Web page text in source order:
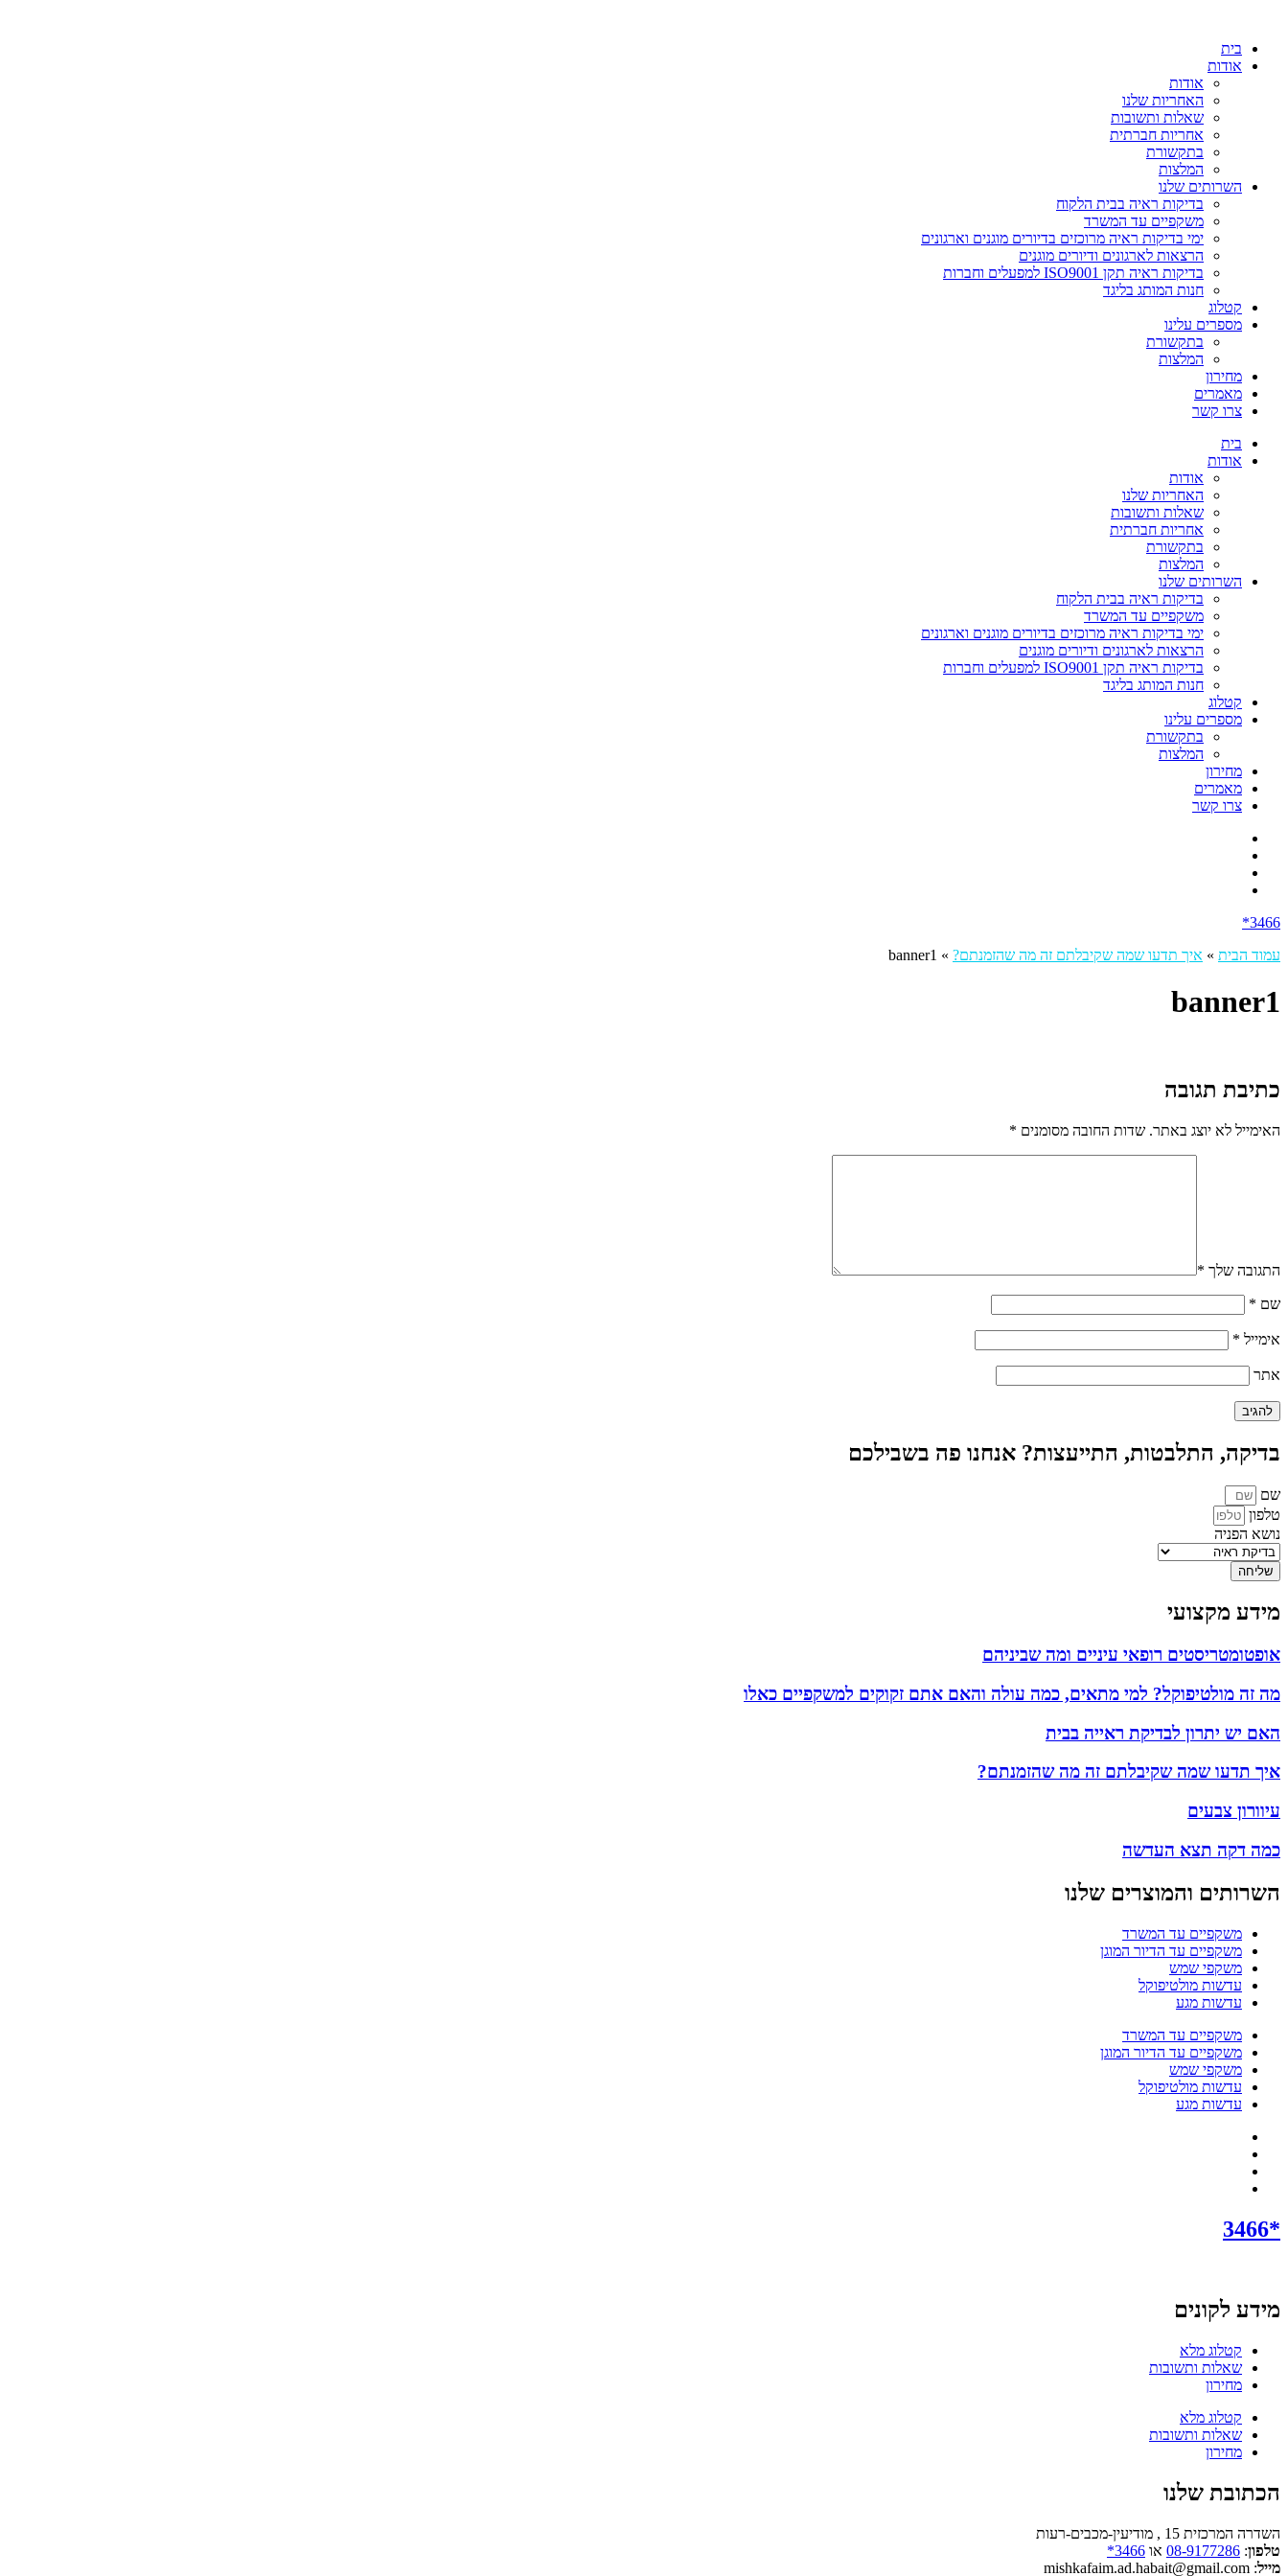
בית
אודות
אודות
האחריות שלנו
שאלות ותשובות
אחריות חברתית
בתקשורת
המלצות
השרותים שלנו
בדיקות ראיה בבית הלקוח
משקפיים עד המשרד
ימי בדיקות ראיה מרוכזים בדיורים מוגנים וארגונים
הרצאות לארגונים ודיורים מוגנים
בדיקות ראיה תקן ISO9001 למפעלים וחברות
חנות המותג בליגד
קטלוג
מספרים עלינו
בתקשורת
המלצות
מחירון
מאמרים
צרו קשר
בית
אודות
אודות
האחריות שלנו
שאלות ותשובות
אחריות חברתית
בתקשורת
המלצות
השרותים שלנו
בדיקות ראיה בבית הלקוח
משקפיים עד המשרד
ימי בדיקות ראיה מרוכזים בדיורים מוגנים וארגונים
הרצאות לארגונים ודיורים מוגנים
בדיקות ראיה תקן ISO9001 למפעלים וחברות
חנות המותג בליגד
קטלוג
מספרים עלינו
בתקשורת
המלצות
מחירון
מאמרים
צרו קשר
3466*
עמוד הבית » איך תדעו שמה שקיבלתם זה מה שהזמנתם? »
banner1
banner1
כתיבת תגובה
האימייל לא יוצג באתר. שדות החובה מסומנים *
התגובה שלך *
שם *
אימייל *
אתר
בדיקה, התלבטות, התייעצות? אנחנו פה בשבילכם
שם
טלפון
נושא הפניה
שליחה
מידע מקצועי
אופטומטריסטים רופאי עיניים ומה שביניהם
מה זה מולטיפוקל? למי מתאים, כמה עולה והאם אתם זקוקים למשקפיים כאלו
האם יש יתרון לבדיקת ראייה בבית
איך תדעו שמה שקיבלתם זה מה שהזמנתם?
עיוורון צבעים
כמה דקה תצא העדשה
השרותים והמוצרים שלנו
משקפיים עד המשרד
משקפיים עד הדיור המוגן
משקפי שמש
עדשות מולטיפוקל
עדשות מגע
משקפיים עד המשרד
משקפיים עד הדיור המוגן
משקפי שמש
עדשות מולטיפוקל
עדשות מגע
*3466
מידע לקונים
קטלוג מלא
שאלות ותשובות
מחירון
קטלוג מלא
שאלות ותשובות
מחירון
הכתובת שלנו
השדרה המרכזית 15 , מודיעין-מכבים-רעות
טלפון:
08-9177286 או 3466*
מייל: mishkafaim.ad.habait@gmail.com